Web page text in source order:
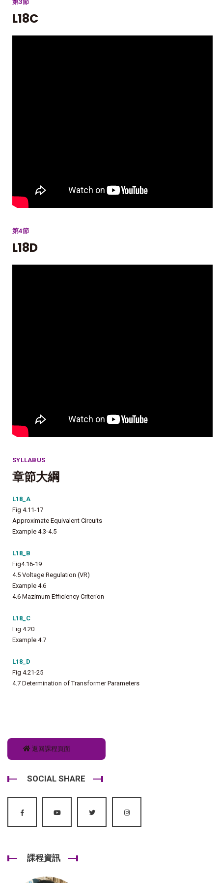
第3節
L18C
第4節
L18D
SYLLABUS
章節大綱
L18_A
Fig 4.11-17
Approximate Equivalent Circuits
Example 4.3-4.5
L18_B
Fig4.16-19
4.5 Voltage Regulation (VR)
Example 4.6
4.6 Mazimum Efficiency Criterion
L18_C
Fig 4.20
Example 4.7
L18_D
Fig 4.21-25
4.7 Determination of Transformer Parameters
返回課程頁面
SOCIAL SHARE
課程資訊